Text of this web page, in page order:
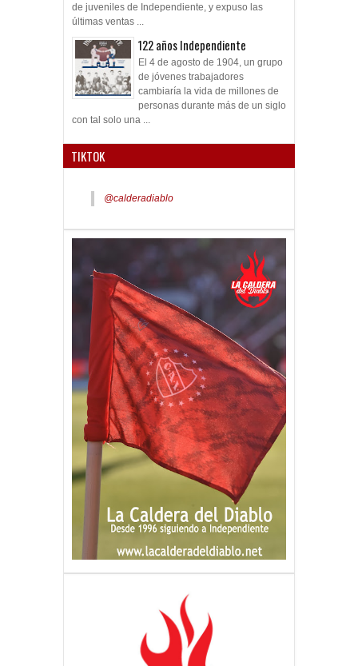
de juveniles de Independiente, y expuso las
últimas ventas ...
122 años Independiente
El 4 de agosto de 1904, un grupo
de jóvenes trabajadores
cambiaría la vida de millones de
personas durante más de un siglo
con tal solo una ...
TIKTOK
@calderadiablo